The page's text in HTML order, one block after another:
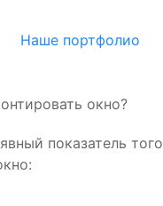
Наше портфолио
окно?
показатель